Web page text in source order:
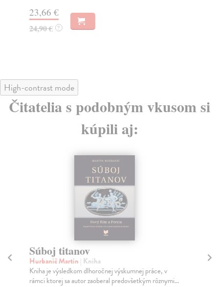
23,66 €
24,90 € ?
High-contrast mode
Čitatelia s podobným vkusom si
kúpili aj:
Súboj titanov
Hurbanič Martin | Kniha
Kniha je výsledkom dlhoročnej výskumnej práce, v
rámci ktorej sa autor zaoberal predovšetkým rôznymi...